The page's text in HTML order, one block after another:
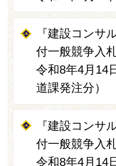
『建設コンサ
付一般競争入
令和8年4月14
道課発注分）
『建設コンサ
付一般競争入
令和8年4月14